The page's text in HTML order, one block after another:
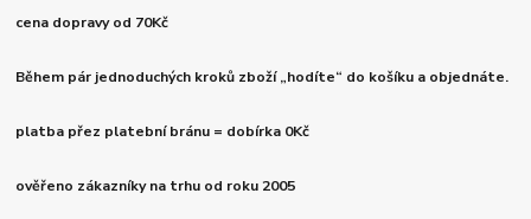
cena dopravy od 70Kč
Během pár jednoduchých kroků zboží „hodíte“ do košíku a objednáte.
platba přez platební bránu = dobírka 0Kč
ověřeno zákazníky na trhu od roku 2005